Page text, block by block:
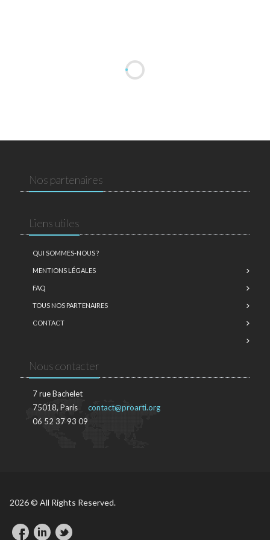
Nos partenaires
Liens utiles
QUI SOMMES-NOUS ?
MENTIONS LÉGALES
FAQ
TOUS NOS PARTENAIRES
CONTACT
Nous contacter
7 rue Bachelet
75018, Paris
06 52 37 93 09
contact@proarti.org
2026 © All Rights Reserved.